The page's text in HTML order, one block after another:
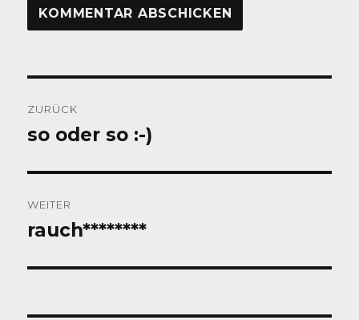
ZURÜCK
Vorheriger
so oder so :-)
WEITER
Nächster
rauch********